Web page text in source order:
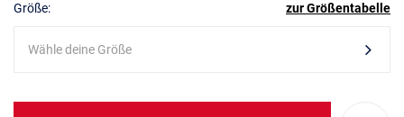
Größe: zur Größentabelle
Wähle deine Größe